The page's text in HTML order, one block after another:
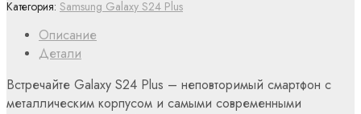
Описание
Детали
Встречайте Galaxy S24 Plus – неповторимый смартфон с
металлическим корпусом и самыми современными
Категория: Samsung Galaxy S24 Plus